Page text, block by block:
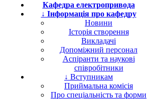
Кафедра електропривода
↓ Інформація про кафедру
Новини
Історія створення
Викладачі
Допоміжний персонал
Аспіранти та наукові
співробітники
↓ Вступникам
Приймальна комісія
Про спеціальність та форми